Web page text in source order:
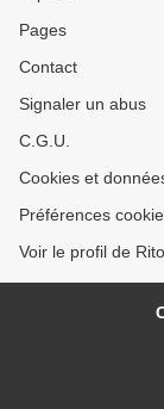
Pages
Contact
Signaler un abus
C.G.U.
Cookies et
Préférences
Voir le profil de